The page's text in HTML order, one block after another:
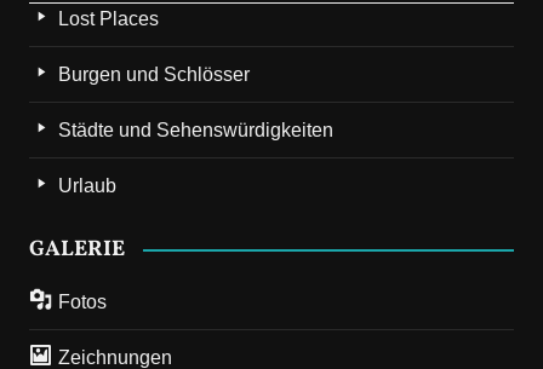
Lost Places
Burgen und Schlösser
Städte und Sehenswürdigkeiten
Urlaub
GALERIE
Fotos
Zeichnungen